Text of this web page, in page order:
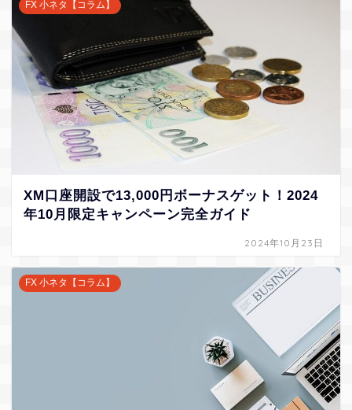
FX 小ネタ【コラム】
XM口座開設で13,000円ボーナスゲット！2024
年10月限定キャンペーン完全ガイド
2024年10月23日
FX 小ネタ【コラム】